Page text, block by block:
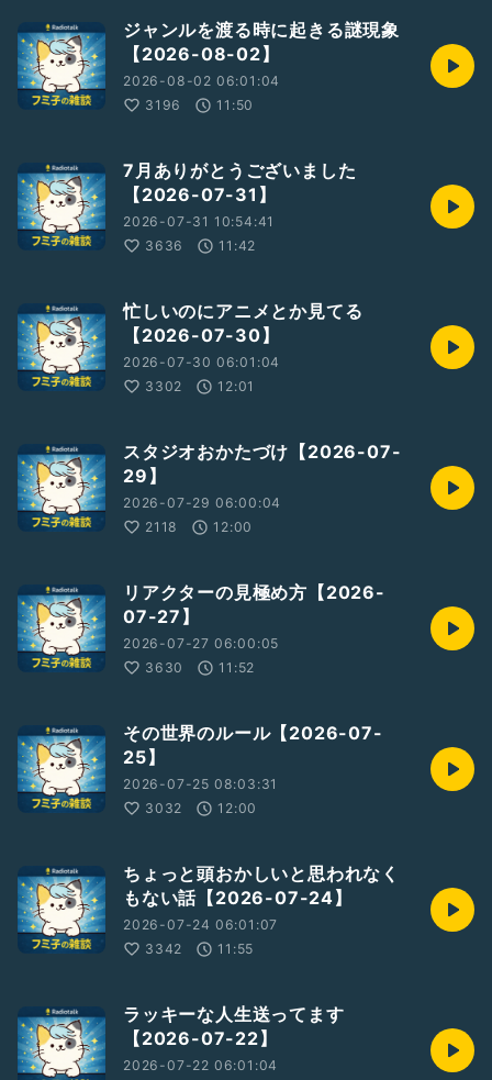
ジャンルを渡る時に起きる謎現象
【2026-08-02】
2026-08-02 06:01:04
3196
11:50
7月ありがとうございました
【2026-07-31】
2026-07-31 10:54:41
3636
11:42
忙しいのにアニメとか見てる
【2026-07-30】
2026-07-30 06:01:04
3302
12:01
スタジオおかたづけ【2026-07-
29】
2026-07-29 06:00:04
2118
12:00
リアクターの見極め方【2026-
07-27】
2026-07-27 06:00:05
3630
11:52
その世界のルール【2026-07-
25】
2026-07-25 08:03:31
3032
12:00
ちょっと頭おかしいと思われなく
もない話【2026-07-24】
2026-07-24 06:01:07
3342
11:55
ラッキーな人生送ってます
【2026-07-22】
2026-07-22 06:01:04